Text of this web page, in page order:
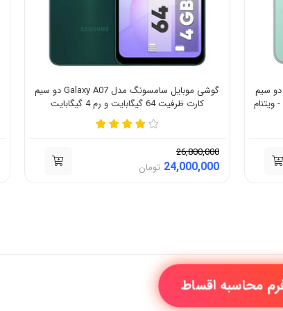
گوشی موبایل سامسونگ مدل Galaxy A26 دو سیم
گوشی موبایل سامسونگ مدل Galaxy A07 دو سیم
کارت ظرفیت 64 گیگابایت و رم 4 گیگابایت
26,800,000
24,000,000 تومان
فرم محاسبه اقساط